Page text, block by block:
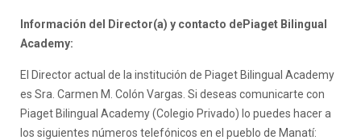
Información del Director(a) y contacto dePiaget Bilingual
Academy:
El Director actual de la institución de Piaget Bilingual Academy
es Sra. Carmen M. Colón Vargas. Si deseas comunicarte con
Piaget Bilingual Academy (Colegio Privado) lo puedes hacer a
los siguientes números telefónicos en el pueblo de Manatí: